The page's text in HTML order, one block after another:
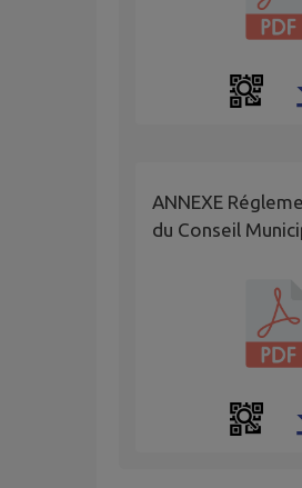
ANNEXE
du Conseil